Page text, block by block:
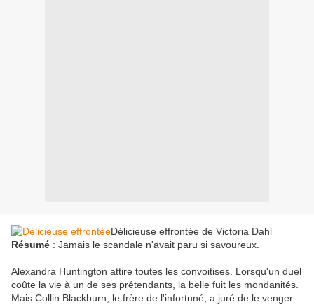
Délicieuse effrontée de Victoria Dahl
Résumé : Jamais le scandale n'avait paru si savoureux.
Alexandra Huntington attire toutes les convoitises. Lorsqu'un duel
coûte la vie à un de ses prétendants, la belle fuit les mondanités.
Mais Collin Blackburn, le frère de l'infortuné, a juré de le venger.